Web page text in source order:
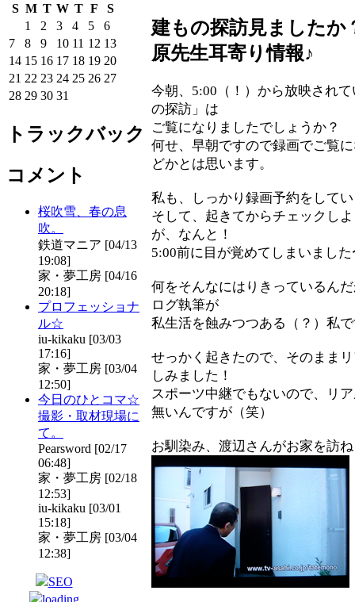
S M T W T F
S
1
2 3 4 5
6
7
8 9 10 11 12 13
14 15 16 17 18 19 20
21 22 23 24 25 26 27
28 29 30 31
トラックバック
コメント
桜吹雪、春の息
吹。
鉄道マニア [04/13
19:08]
家・夢工房 [04/16
20:18]
プロフェッショナ
ル☆
iu-kikaku [03/03
17:16]
家・夢工房 [03/04
12:50]
今日のひとコマ☆
撮影・取材現場に
て。
Pearsword [02/17
06:48]
家・夢工房 [02/18
12:53]
iu-kikaku [03/01
15:18]
家・夢工房 [03/04
12:38]
建もの探訪見ました
原先生耳寄り情報♪
今朝、5:00（！）から放映され
の探訪」は
ご覧になりましたでしょうか？
何せ、早朝ですので録画でご覧
どかとは思います。
私も、しっかり録画予約をして
そして、起きてからチェックし
が、なんと！
5:00前に目が覚めてしまいまし
何をそんなにはりきっているん
ログ執筆が
私生活を蝕みつつある（？）私
せっかく起きたので、そのまま
しみました！
スポーツ中継でもないので、リ
無いんですが（笑）
お馴染み、渡辺さんがお家を訪